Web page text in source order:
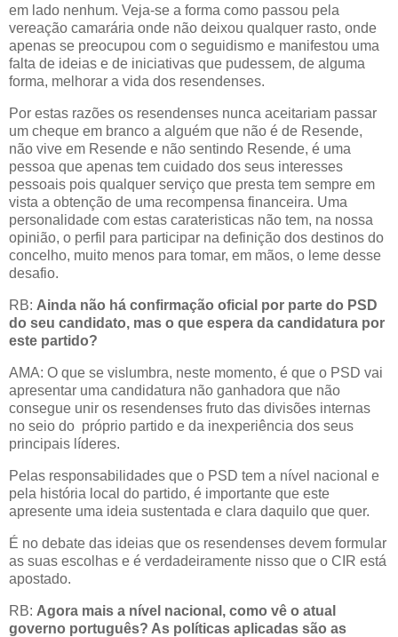
em lado nenhum. Veja-se a forma como passou pela
vereação camarária onde não deixou qualquer rasto, onde
apenas se preocupou com o seguidismo e manifestou uma
falta de ideias e de iniciativas que pudessem, de alguma
forma, melhorar a vida dos resendenses.
Por estas razões os resendenses nunca aceitariam passar
um cheque em branco a alguém que não é de Resende,
não vive em Resende e não sentindo Resende, é uma
pessoa que apenas tem cuidado dos seus interesses
pessoais pois qualquer serviço que presta tem sempre em
vista a obtenção de uma recompensa financeira. Uma
personalidade com estas carateristicas não tem, na nossa
opinião, o perfil para participar na definição dos destinos do
concelho, muito menos para tomar, em mãos, o leme desse
desafio.
RB: Ainda não há confirmação oficial por parte do PSD
do seu candidato, mas o que espera da candidatura por
este partido?
AMA: O que se vislumbra, neste momento, é que o PSD vai
apresentar uma candidatura não ganhadora que não
consegue unir os resendenses fruto das divisões internas
no seio do próprio partido e da inexperiência dos seus
principais líderes.
Pelas responsabilidades que o PSD tem a nível nacional e
pela história local do partido, é importante que este
apresente uma ideia sustentada e clara daquilo que quer.
É no debate das ideias que os resendenses devem formular
as suas escolhas e é verdadeiramente nisso que o CIR está
apostado.
RB: Agora mais a nível nacional, como vê o atual
governo português? As políticas aplicadas são as